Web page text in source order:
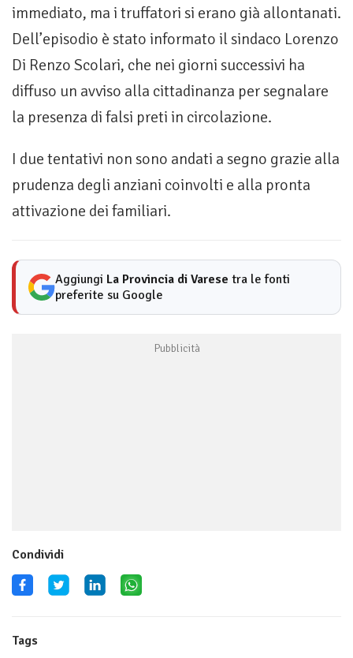
immediato, ma i truffatori si erano già allontanati.
Dell’episodio è stato informato il sindaco Lorenzo
Di Renzo Scolari, che nei giorni successivi ha
diffuso un avviso alla cittadinanza per segnalare
la presenza di falsi preti in circolazione.
I due tentativi non sono andati a segno grazie alla
prudenza degli anziani coinvolti e alla pronta
attivazione dei familiari.
Aggiungi La Provincia di Varese tra le fonti
preferite su Google
Condividi
Tags